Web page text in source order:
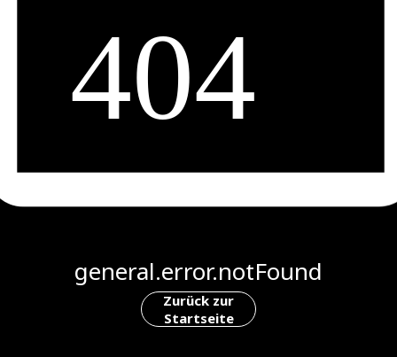
general.error.notFound
Zurück zur
Startseite